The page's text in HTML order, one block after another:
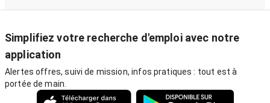
Simplifiez votre recherche d'emploi avec notre
application
Alertes offres, suivi de mission, infos pratiques : tout est à
portée de main.